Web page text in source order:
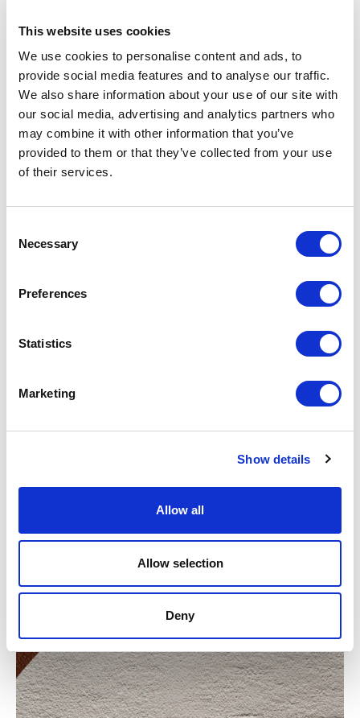
This website uses cookies
We use cookies to personalise content and ads, to
provide social media features and to analyse our traffic.
We also share information about your use of our site with
our social media, advertising and analytics partners who
may combine it with other information that you’ve
provided to them or that they’ve collected from your use
of their services.
Selection
Necessary
Preferences
Statistics
Marketing
Show details
Allow all
Allow selection
Deny
ARTICLES LIÉS